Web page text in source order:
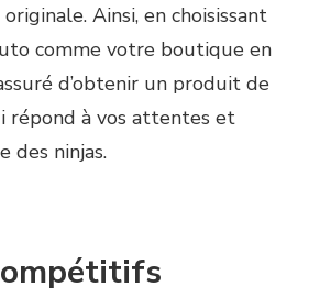
Ainsi, en choisissant
comme votre boutique en
d’obtenir un produit de
répond à vos attentes et
des ninjas.